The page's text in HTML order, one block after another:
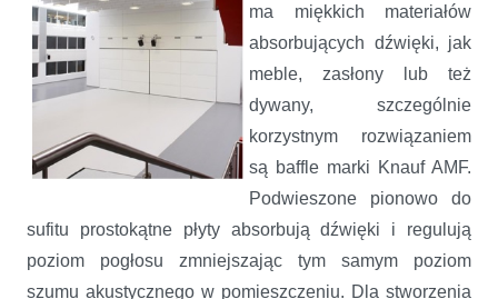
ma miękkich materiałów
absorbujących dźwięki, jak
meble, zasłony lub też
dywany, szczególnie
korzystnym rozwiązaniem
są baffle marki Knauf AMF.
Podwieszone pionowo do
sufitu prostokątne płyty absorbują dźwięki i regulują
poziom pogłosu zmniejszając tym samym poziom
szumu akustycznego w pomieszczeniu. Dla stworzenia